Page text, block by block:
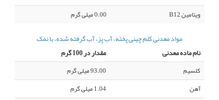
ویتامین B12
0.00 میلی گرم
مواد معدنی کلم چینی پخته، آب پز، آب گرفته شده، با نمک
نام ماده معدنی
مقدار در 100 گرم
کلسیم
93.00 میلی گرم
آهن
1.04 میلی گرم